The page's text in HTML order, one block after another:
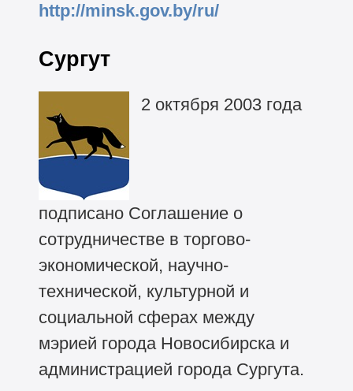
http://minsk.gov.by/ru/
Сургут
2 октября 2003 года
подписано Соглашение о
сотрудничестве в торгово-
экономической, научно-
технической, культурной и
социальной сферах между
мэрией города Новосибирска и
администрацией города Сургута.